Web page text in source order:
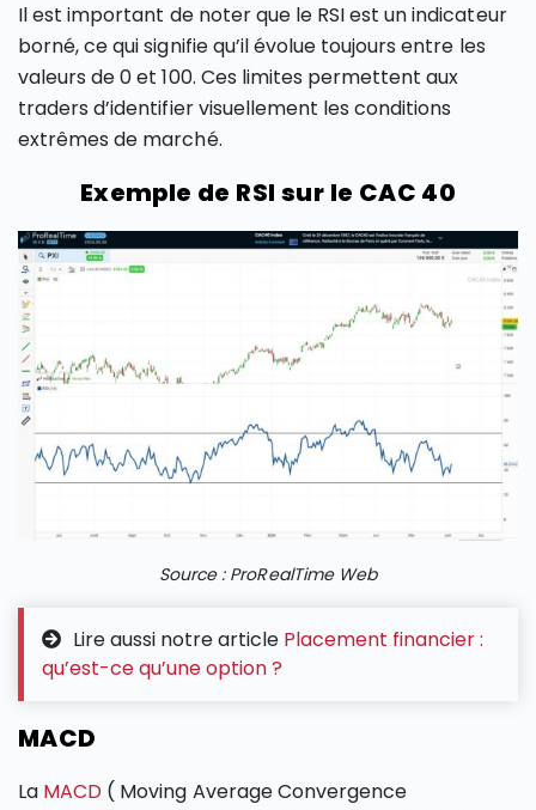
Il est important de noter que le RSI est un indicateur
borné, ce qui signifie qu’il évolue toujours entre les
valeurs de 0 et 100. Ces limites permettent aux
traders d’identifier visuellement les conditions
extrêmes de marché.
Exemple de RSI sur le CAC 40
Source : ProRealTime Web
Lire aussi notre article Placement financier :
qu’est-ce qu’une option ?
MACD
La MACD ( Moving Average Convergence